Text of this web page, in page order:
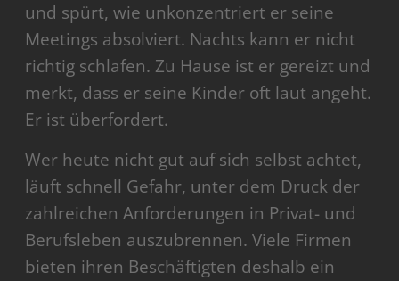
und spürt, wie unkonzentriert er seine
Meetings absolviert. Nachts kann er nicht
richtig schlafen. Zu Hause ist er gereizt und
merkt, dass er seine Kinder oft laut angeht.
Er ist überfordert.
Wer heute nicht gut auf sich selbst achtet,
läuft schnell Gefahr, unter dem Druck der
zahlreichen Anforderungen in Privat- und
Berufsleben auszubrennen. Viele Firmen
bieten ihren Beschäftigten deshalb ein